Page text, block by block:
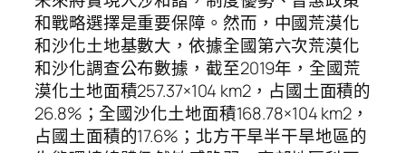
和戰略選擇是重要保障。然而，中國荒漠化
和沙化土地基數大，依據全國第六次荒漠化
和沙化調查公布數據，截至2019年，全國荒
漠化土地面積257.37×104 km2，占國土面積的
26.8%；全國沙化土地面積168.78×104 km2，
占國土面積的17.6%；北方干旱半干旱地區的